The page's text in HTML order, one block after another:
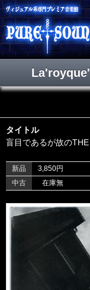
タイトル
盲目であるが故の
新品
3,850円
中古
在庫無